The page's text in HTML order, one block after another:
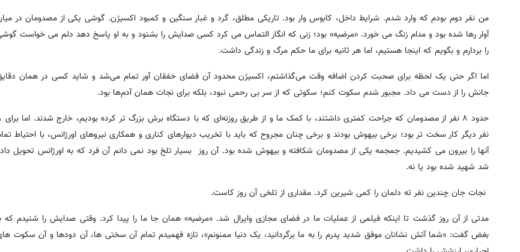
من نفر دوم بودم که وارد شدم. شرایط داخل، کابوس وار بود. تاریکی مطلق، گرد و غبار سنگین و کمبود اکسیژن. گوشی یکی از مصدومان در
آوار رها شده بود و مدام زنگ می خورد. «مرضیه» بود؛ زنی که انگار التماس می کرد کسی صدایش را بشنود و به او پاسخ دهد دلم می خواست
را بردارم و بگویم که اینجا هستیم، اما هر ثانیه برای ما حکم مرگ و زندگی داشت.
اما اگر حتی یک لحظه برای صحبت کردن اضافه وقت می‌گذاشتم، اکسیژن محدود آن فضای خفقان آور تمام می‌شد و شاید کسی در همان
جانش را از دست می داد. مجبور شدم سکوت کنم؛ سکوتی که از سر بی رحمی نبود، بلکه برای نجات همان آدم‌ها بود.
حدود ۸ نفر از مصدومان که
نفر دیگر کار سخت تر بود؛ برخی بیهوش بودند و برخی چنان مجروح که باید با تخریب دیوارهای کناری و همکاری نیروهای اورژانس، با احتیاط
آنها را بیرون می کشیدیم. جمجمه یکی از مصدومان شکافته و بیهوش شده بود. آن روز بسیار تلخ بود نمی دانم آن فرد که به اورژانس تحویل
شد شهید شده بود یا نه.
نجات جان چندین نفر ته دلمان را کمی شیرین کرد. مقداری از تلخی آن روز کاست.
مدتی از آن روز گذشت تا اینکه فیلمی از عملیات ما در فضای مجازی وایرال شد. «مرضیه» همان جا ما را پیدا کرد. وقتی صدایش را شنیدم که
بغض گفت: «شما آتش نشانان موفق شدید پدرم را به ما برگردانید، یک دنیا ممنونم»، تازه فهمیدم تمام آن سختی ها، آن دودها و آن سکوت